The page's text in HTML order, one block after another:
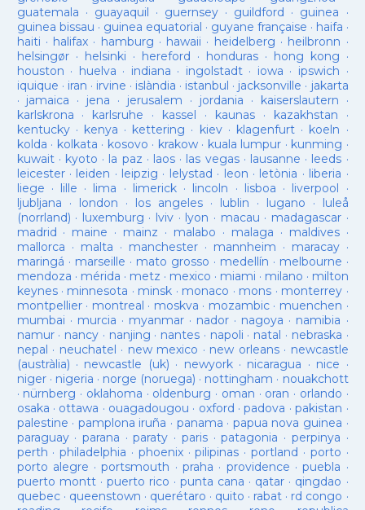
guatemala · guayaquil · guernsey· guildford · guinea ·
guinea bissau · guinea equatorial · guyane française · haifa ·
haiti · halifax · hamburg · hawaii · heidelberg · heilbronn ·
helsingør· helsinki · hereford · honduras· hong kong ·
houston · huelva · indiana · ingolstadt· iowa · ipswich ·
iquique · iran · irvine · islàndia · istanbul · jacksonville · jakarta
· jamaica · jena · jerusalem · jordania · kaiserslautern ·
karlskrona · karlsruhe · kassel · kaunas· kazakhstan ·
kentucky· kenya · kettering · kiev· klagenfurt · koeln ·
kolda · kolkata · kosovo · krakow· kuala lumpur · kunming ·
kuwait· kyoto · la paz · laos· las vegas· lausanne · leeds ·
leicester· leiden · leipzig · lelystad · leon · letònia · liberia ·
liege · lille · lima · limerick· lincoln · lisboa · liverpool ·
ljubljana · london · los angeles· lublin · lugano · luleå
(norrland) · luxemburg · lviv · lyon · macau · madagascar·
madrid · maine · mainz · malabo · malaga · maldives·
mallorca · malta · manchester· mannheim · maracay·
maringá · marseille · mato grosso · medellín · melbourne ·
mendoza · mérida · metz · mexico · miami · milano · milton
keynes· minnesota · minsk · monaco · mons · monterrey ·
montpellier· montreal · moskva · mozambic· muenchen ·
mumbai · murcia · myanmar· nador · nagoya · namibia ·
namur· nancy · nanjing · nantes · napoli · natal · nebraska ·
nepal · neuchatel · new mexico · new orleans· newcastle
(austràlia) · newcastle (uk) · newyork· nicaragua · nice ·
niger· nigeria · norge (noruega) · nottingham · nouakchott
· nürnberg · oklahoma · oldenburg · oman · oran · orlando ·
osaka · ottawa · ouagadougou · oxford ·padova ·pakistan ·
palestine · pamplona iruña · panama · papua nova guinea ·
paraguay· parana ·paraty · paris·patagonia · perpinya ·
perth ·philadelphia · phoenix·pilipinas ·portland · porto ·
porto alegre ·portsmouth ·praha · providence ·puebla ·
puerto montt· puerto rico ·punta cana · qatar · qingdao ·
quebec· queenstown · querétaro · quito · rabat · rd congo ·